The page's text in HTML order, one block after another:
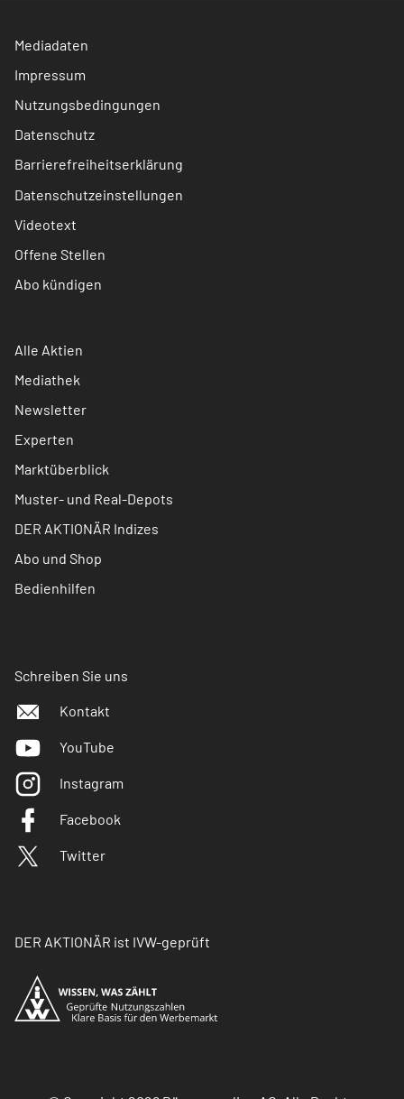
Mediadaten
Impressum
Nutzungsbedingungen
Datenschutz
Barrierefreiheitserklärung
Datenschutzeinstellungen
Videotext
Offene Stellen
Abo kündigen
Alle Aktien
Mediathek
Newsletter
Experten
Marktüberblick
Muster- und Real-Depots
DER AKTIONÄR Indizes
Abo und Shop
Bedienhilfen
Schreiben Sie uns
Kontakt
YouTube
Instagram
Facebook
Twitter
DER AKTIONÄR ist IVW-geprüft